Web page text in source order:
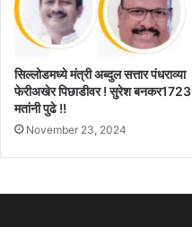
सिल्लोडमध्ये मंत्री अब्दुल सत्तार पंधराव्या
फेरीअखेर पिछाडीवर ! सुरेश बनकर1723
मतांनी पुढे !!
November 23, 2024